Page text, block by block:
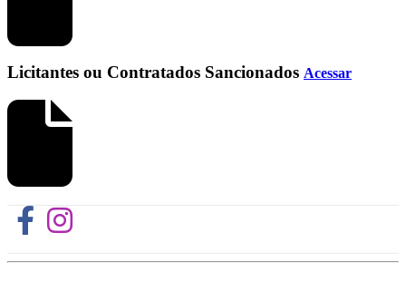
Licitantes ou Contratados Sancionados Acessar